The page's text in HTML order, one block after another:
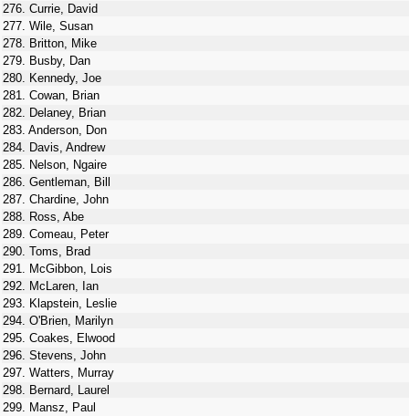
276. Currie, David
277. Wile, Susan
278. Britton, Mike
279. Busby, Dan
280. Kennedy, Joe
281. Cowan, Brian
282. Delaney, Brian
283. Anderson, Don
284. Davis, Andrew
285. Nelson, Ngaire
286. Gentleman, Bill
287. Chardine, John
288. Ross, Abe
289. Comeau, Peter
290. Toms, Brad
291. McGibbon, Lois
292. McLaren, Ian
293. Klapstein, Leslie
294. O'Brien, Marilyn
295. Coakes, Elwood
296. Stevens, John
297. Watters, Murray
298. Bernard, Laurel
299. Mansz, Paul